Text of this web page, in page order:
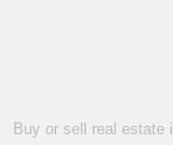
Buy or sell real estate